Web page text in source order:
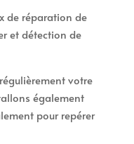
de réparation de
et détection de
votre
également
pour repérer